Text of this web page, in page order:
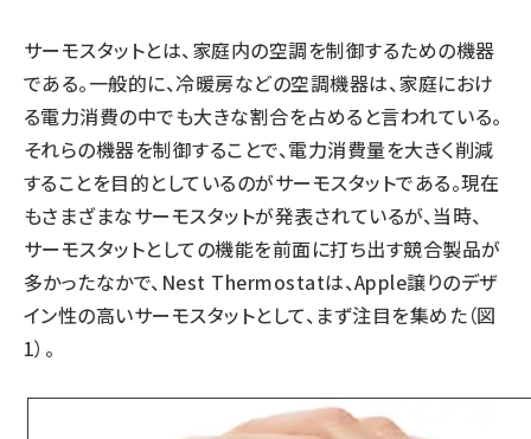
サーモスタットとは、家庭内の空調を制御するための機器
である。一般的に、冷暖房などの空調機器は、家庭におけ
る電力消費の中でも大きな割合を占めると言われている。
それらの機器を制御することで、電力消費量を大きく削減
することを目的としているのがサーモスタットである。現在
もさまざまなサーモスタットが発表されているが、当時、
サーモスタットとしての機能を前面に打ち出す競合製品が
多かったなかで、Nest Thermostatは、Apple譲りのデザ
イン性の高いサーモスタットとして、まず注目を集めた（図
1）。